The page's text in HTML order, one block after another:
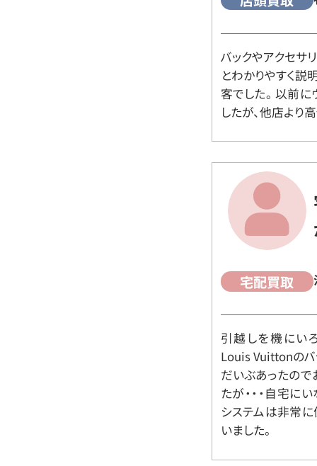
バックやアクセサ
とわかりやすく説
客でした。 以前
したが、他店より
宅配買取
引越しを機にい
Louis Vuittonのバ
だいぶあったので
たが・・・自宅に
システムは非常に
いました。